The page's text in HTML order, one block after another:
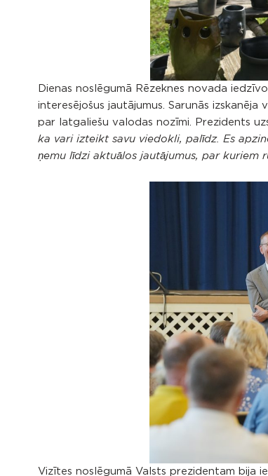
Dienas noslēgumā Rēzeknes novada
interesējošus jautājumus. Sarunās
par latgaliešu valodas nozīmi. Prezidents
ka vari izteikt savu viedokli, palīdz. Es
ņemu līdzi aktuālos jautājumus, par kuriem
Vizītes noslēgumā Valsts prezidentam bija